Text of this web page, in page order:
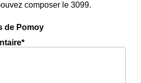
composer le 3099.
de Pomoy